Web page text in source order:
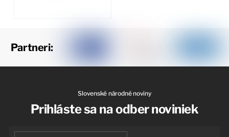
Partneri:
Slovenské národné noviny
Prihláste sa na odber noviniek